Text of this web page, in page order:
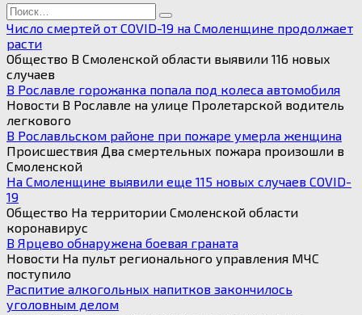
Search
for:
Число смертей от COVID-19 на Смоленщине продолжает
расти
Общество В Смоленской области выявили 116 новых
случаев
В Рославле горожанка попала под колеса автомобиля
Новости В Рославле на улице Пролетарской водитель
легкового
В Рославльском районе при пожаре умерла женщина
Происшествия Два смертельных пожара произошли в
Смоленской
На Смоленщине выявили еще 115 новых случаев COVID-
19
Общество На территории Смоленской области
коронавирус
В Ярцево обнаружена боевая граната
Новости На пульт регионального управления МЧС
поступило
Распитие алкогольных напитков закончилось
уголовным делом